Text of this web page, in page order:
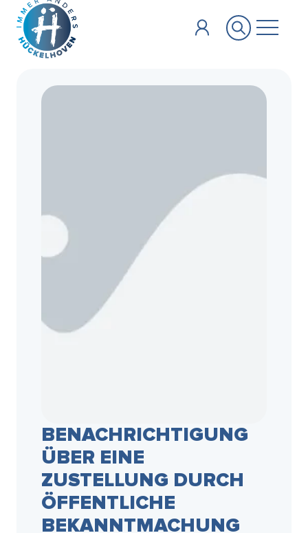
Zum Hauptinhalt springen
BENACHRICHTIGUNG
ÜBER EINE
ZUSTELLUNG DURCH
ÖFFENTLICHE
BEKANNTMACHUNG